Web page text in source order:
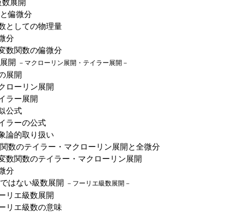
展開
偏微分
しての物理量
分
関数の偏微分
開 －マクローリン展開・テイラー展開－
開
ーリン展開
ー展開
式
ーの公式
的取り扱い
のテイラー・マクローリン展開と全微分
数のテイラー・マクローリン展開
分
はない級数展開
－フーリエ級数展開－
エ級数展開
エ級数の意味